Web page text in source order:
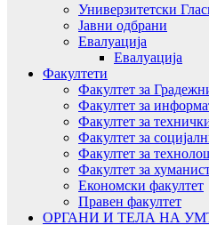
Универзитетски
Јавни одбрани
Евалуација
Евалуација
Факултети
Факултет за
Факултет за
Факултет за
Факултет за
Факултет за
Факултет за
Економски факултет
Правен факултет
ОРГАНИ И ТЕЛА НА